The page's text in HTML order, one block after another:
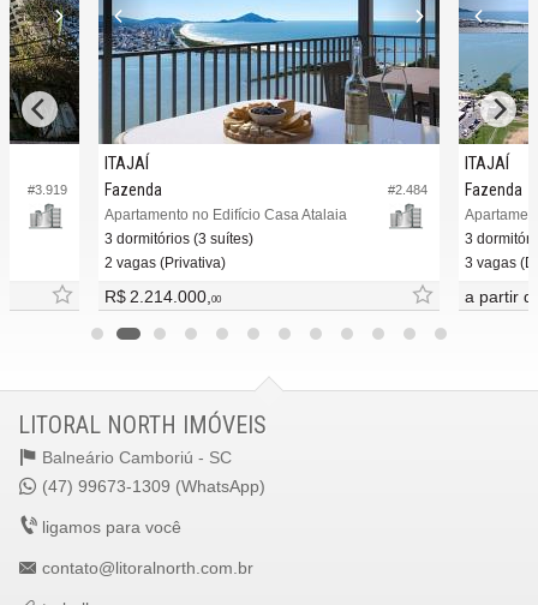
#3.919 #2.484
ITAJAÍ
Fazenda
Apartamento no Edifício Casa Atalaia
3 dormitórios (3 suítes)
2 vagas (Privativa)
R$ 2.214.000, 00
ITAJAÍ
Fazenda
3
3 vagas
a partir
LITORAL NORTH IMÓVEIS
Balneário Camboriú - SC
(47) 99673-1309 (WhatsApp)
ligamos para você
contato@litoralnorth.com.br